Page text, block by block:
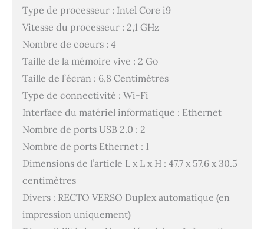
Type de processeur : Intel Core i9
Vitesse du processeur : 2,1 GHz
Nombre de coeurs : 4
Taille de la mémoire vive : 2 Go
Taille de l’écran : 6,8 Centimètres
Type de connectivité : Wi-Fi
Interface du matériel informatique : Ethernet
Nombre de ports USB 2.0 : 2
Nombre de ports Ethernet : 1
Dimensions de l’article L x L x H : 47.7 x 57.6 x 30.5
centimètres
Divers : RECTO VERSO Duplex automatique (en
impression uniquement)